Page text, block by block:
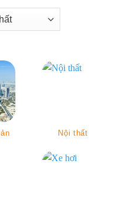
Nội thất